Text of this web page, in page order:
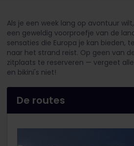
Als je een week lang op avontuur
een geweldig voorproefje van de
sensaties die Europa je kan bieden,
naar het strand reist. Op geen van
zitplaats te reserveren — vergeet
en bikini's niet!
De routes